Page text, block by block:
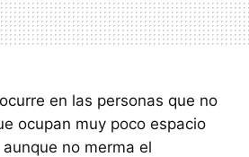
en las personas que no
ocupan muy poco espacio
no merma el